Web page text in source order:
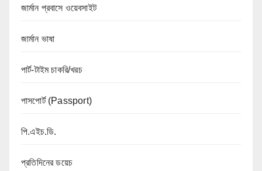
জার্মান প্রবাসে ওয়েবসাইট
জার্মান ভাষা
পার্ট-টাইম চাকরি/খরচ
পাসপোর্ট (Passport)
পি.এইচ.ডি.
প্রতিদিনের ডয়েচ